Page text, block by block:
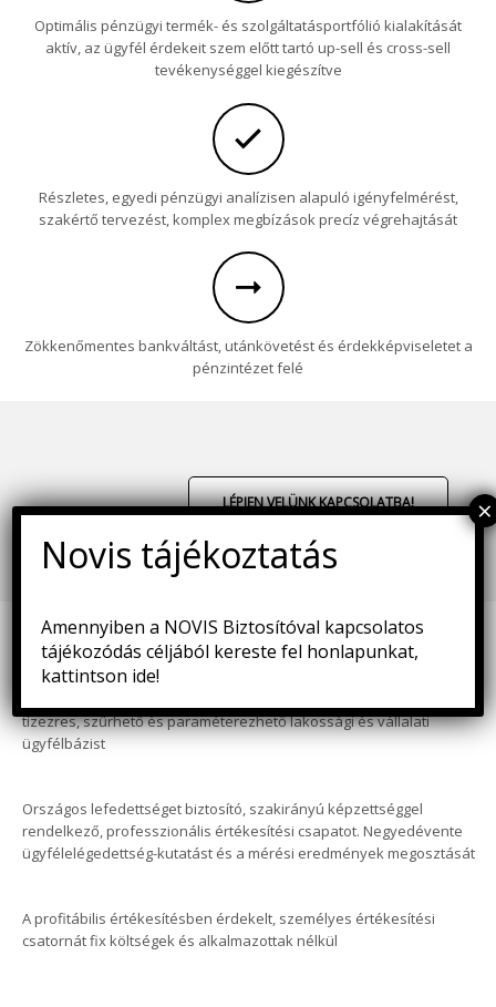
Optimális pénzügyi termék- és szolgáltatásportfólió kialakítását
aktív, az ügyfél érdekeit szem előtt tartó up-sell és cross-sell
tevékenységgel kiegészítve
Részletes, egyedi pénzügyi analízisen alapuló igényfelmérést,
szakértő tervezést, komplex megbízások precíz végrehajtását
Zökkenőmentes bankváltást, utánkövetést és érdekképviseletet a
pénzintézet felé
LÉPJEN VELÜNK KAPCSOLATBA!
tízezres, szűrhető és paraméterezhető lakossági és vállalati
ügyfélbázist
Országos lefedettséget biztosító, szakirányú képzettséggel
rendelkező, professzionális értékesítési csapatot. Negyedévente
ügyfélelégedettség-kutatást és a mérési eredmények megosztását
A profitábilis értékesítésben érdekelt, személyes értékesítési
csatornát fix költségek és alkalmazottak nélkül
Amennyiben a NOVIS Biztosítóval kapcsolatos
tájékozódás céljából kereste fel honlapunkat,
kattintson ide!